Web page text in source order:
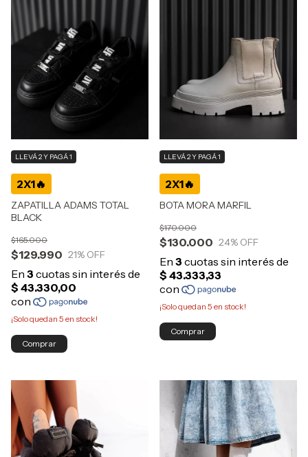
ZAPATILLA ADAMS TOTAL
BLACK
$129.990
$165.000
21% OFF
LLEVÁ 2 Y PAGÁ 1
¡Solo quedan 5 en stock!
Comprar
BOTA MORA MARFIL
$130.000
$170.000
24% OFF
LLEVÁ 2 Y PAGÁ 1
¡Solo quedan 5 en stock!
Comprar